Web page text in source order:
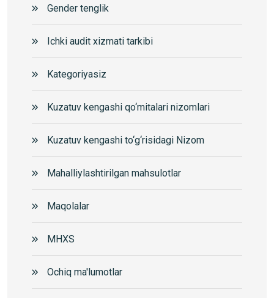
Gender tenglik
Ichki audit xizmati tarkibi
Kategoriyasiz
Kuzatuv kengashi qo‘mitalari nizomlari
Kuzatuv kengashi to‘g‘risidagi Nizom
Mahalliylashtirilgan mahsulotlar
Maqolalar
MHXS
Ochiq ma'lumotlar